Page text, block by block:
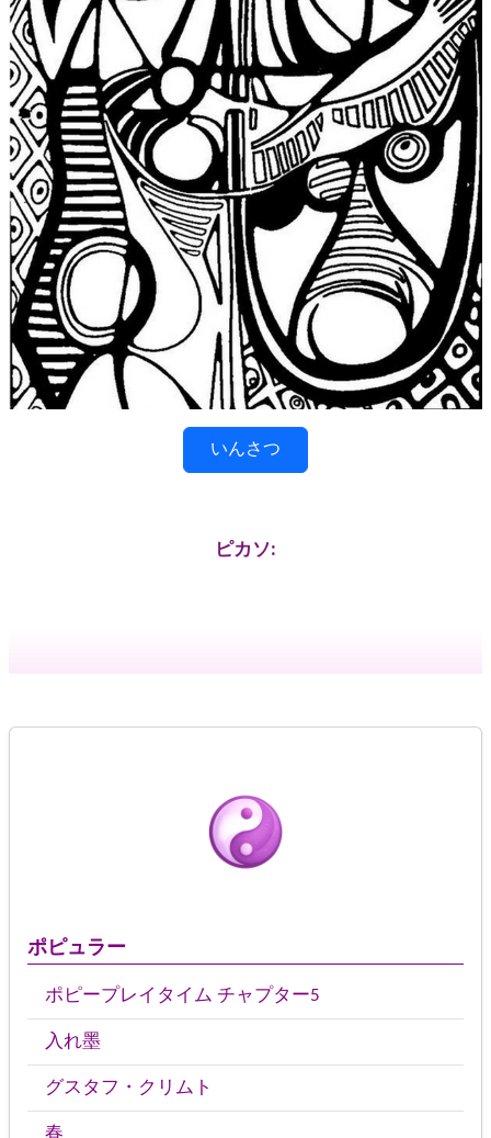
ポピュラー
ポピープレイタイム チャプター5
入れ墨
グスタフ・クリムト
春
いんさつ
ピカソ: